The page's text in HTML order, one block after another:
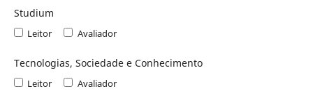
Studium
Leitor Avaliador
Tecnologias, Sociedade e Conhecimento
Leitor Avaliador